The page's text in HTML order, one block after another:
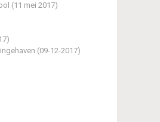
(11 mei 2017)
(09-12-2017)